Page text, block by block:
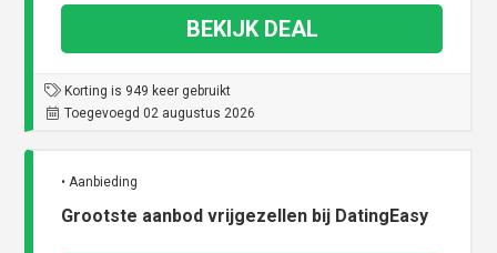
BEKIJK DEAL
Korting is 949 keer gebruikt
Toegevoegd 02 augustus 2026
• Aanbieding
Grootste aanbod vrijgezellen bij DatingEasy